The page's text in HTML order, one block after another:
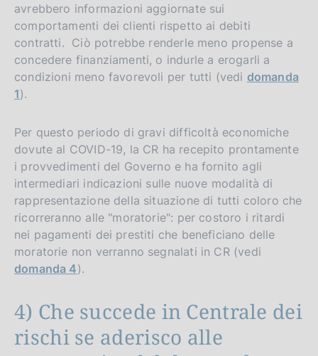
avrebbero informazioni aggiornate sui
comportamenti dei clienti rispetto ai debiti
contratti. Ciò potrebbe renderle meno propense a
concedere finanziamenti, o indurle a erogarli a
condizioni meno favorevoli per tutti (vedi domanda
1).
Per questo periodo di gravi difficoltà economiche
dovute al COVID-19, la CR ha recepito prontamente
i provvedimenti del Governo e ha fornito agli
intermediari indicazioni sulle nuove modalità di
rappresentazione della situazione di tutti coloro che
ricorreranno alle "moratorie": per costoro i ritardi
nei pagamenti dei prestiti che beneficiano delle
moratorie non verranno segnalati in CR (vedi
domanda 4).
4) Che succede in Centrale dei
rischi se aderisco alle